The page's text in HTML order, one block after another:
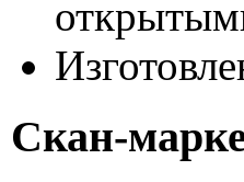
Скан-